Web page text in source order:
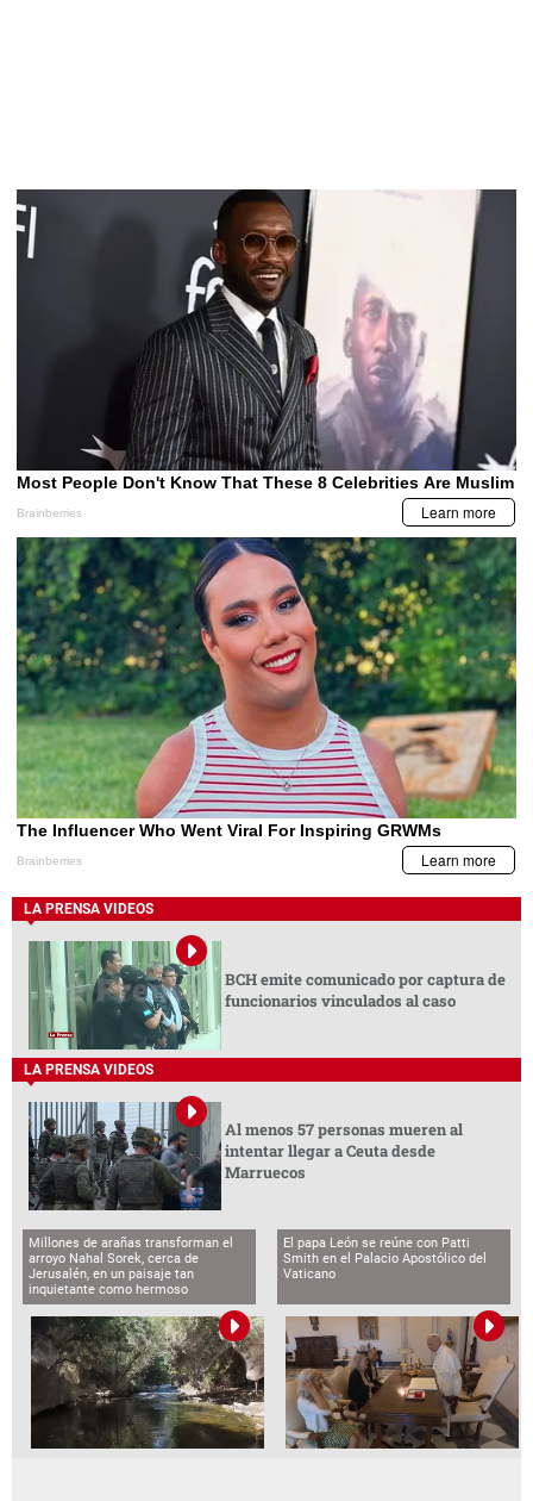
LA PRENSA VIDEOS
BCH emite comunicado por captura de
funcionarios vinculados al caso
LA PRENSA VIDEOS
Al menos 57 personas mueren al
intentar llegar a Ceuta desde
Marruecos
Millones de arañas transforman el
arroyo Nahal Sorek, cerca de
Jerusalén, en un paisaje tan
inquietante como hermoso
El papa León se reúne con Patti
Smith en el Palacio Apostólico del
Vaticano